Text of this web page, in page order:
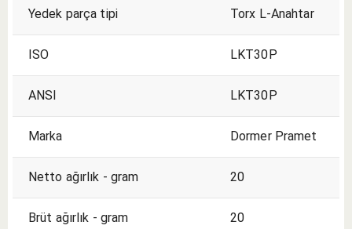
Yedek parça tipi Torx L-Anahtar
ISO LKT30P
ANSI LKT30P
Marka Dormer Pramet
Netto ağırlık - gram 20
Brüt ağırlık - gram 20